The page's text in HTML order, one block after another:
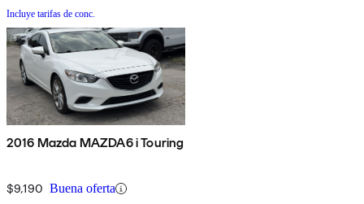
Incluye tarifas de conc.
2016 Mazda MAZDA6 i Touring
$9,190 Buena oferta